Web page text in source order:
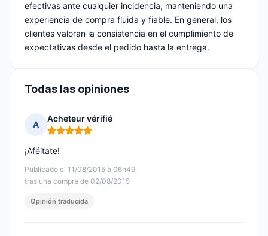
efectivas ante cualquier incidencia, manteniendo una
experiencia de compra fluida y fiable. En general, los
clientes valoran la consistencia en el cumplimiento de
expectativas desde el pedido hasta la entrega.
Todas las opiniones
A
Acheteur vérifié
Nota: 5 de 5
Publicado el 11/08/2015 à 06h49
tras una compra de 02/08/2015
¡Aféitate!
Opinión traducida